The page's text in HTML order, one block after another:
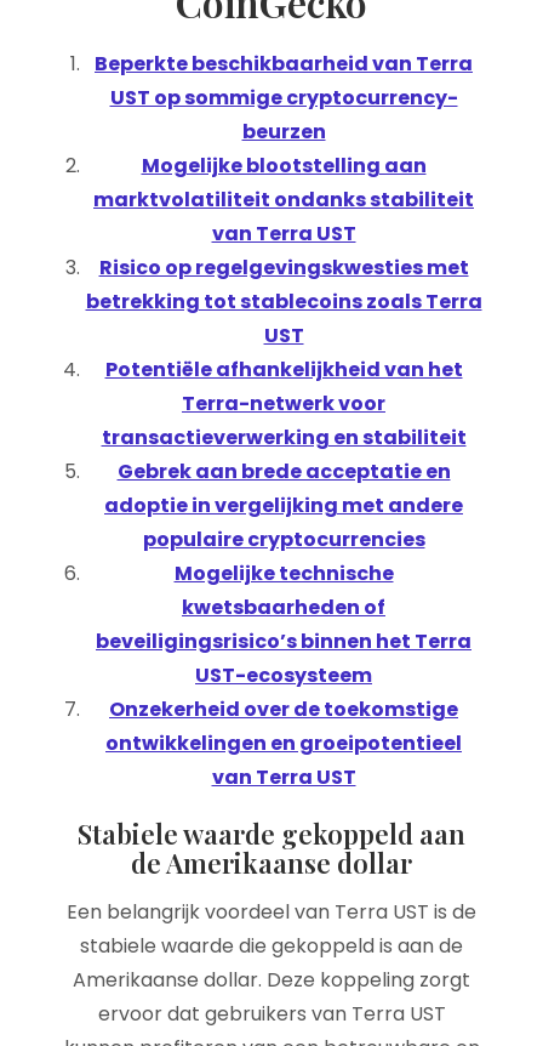
Beperkte beschikbaarheid van Terra
UST op sommige cryptocurrency-
beurzen
Mogelijke blootstelling aan
marktvolatiliteit ondanks stabiliteit
van Terra UST
Risico op regelgevingskwesties met
betrekking tot stablecoins zoals Terra
UST
Potentiële afhankelijkheid van het
Terra-netwerk voor
transactieverwerking en stabiliteit
Gebrek aan brede acceptatie en
adoptie in vergelijking met andere
populaire cryptocurrencies
Mogelijke technische
kwetsbaarheden of
beveiligingsrisico’s binnen het Terra
UST-ecosysteem
Onzekerheid over de toekomstige
ontwikkelingen en groeipotentieel
van Terra UST
Stabiele waarde gekoppeld aan
de Amerikaanse dollar
Een belangrijk voordeel van Terra UST is de
stabiele waarde die gekoppeld is aan de
Amerikaanse dollar. Deze koppeling zorgt
ervoor dat gebruikers van Terra UST